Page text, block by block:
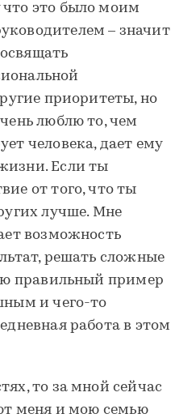
это было моим
– значит
приоритеты, но
люблю то, чем
человека, дает ему
Если ты
от того, что ты
лучше. Мне
возможность
решать сложные
правильный пример
и чего-то
работа в этом
то за мной сейчас
меня и мою семью